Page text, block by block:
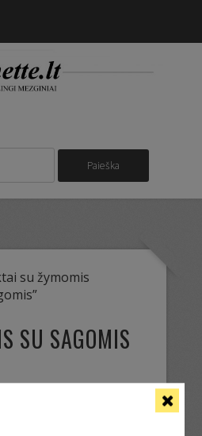
su žymomis
SU SAGOMIS